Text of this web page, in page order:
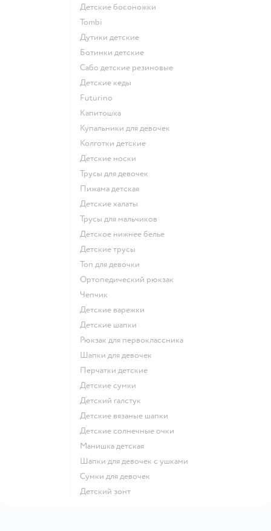
Детские босоножки
Tombi
Дутики детские
Ботинки детские
Сабо детские резиновые
Детские кеды
Futurino
Капитошка
Купальники для девочек
Колготки детские
Детские носки
Трусы для девочек
Пижама детская
Детские халаты
Трусы для мальчиков
Детское нижнее белье
Детские трусы
Топ для девочки
Ортопедический рюкзак
Чепчик
Детские варежки
Детские шапки
Рюкзак для первоклассника
Шапки для девочек
Перчатки детские
Детские сумки
Детский галстук
Детские вязаные шапки
Детские солнечные очки
Манишка детская
Шапки для девочек с ушками
Сумки для девочек
Детский зонт